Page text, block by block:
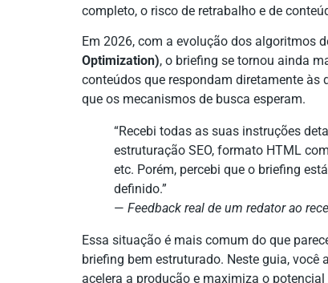
completo, o risco de retrabalho e de
Em 2026, com a evolução dos algoritmos
Optimization), o briefing se tornou ainda
conteúdos que respondam diretamente
que os mecanismos de busca esperam.
“Recebi todas as suas instruções
estruturação SEO, formato HTML
etc. Porém, percebi que o briefing
definido.”
— Feedback real de um redator ao
Essa situação é mais comum do que
briefing bem estruturado. Neste guia,
acelera a produção e maximiza o